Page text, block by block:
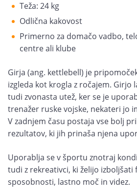
Teža: 24 kg
Odlična kakovost
Primerno za domačo vadbo,
centre ali klube
Girja (ang. kettlebell) je
izgleda kot krogla z ročajem. Girjo
tudi zvonasta utež, ker se je
trenažer ruske vojske, nekateri jo
V zadnjem času postaja vse bolj
rezultatov, ki jih prinaša njena
Uporablja se v športu znotraj
tudi z rekreativci, ki želijo izboljšati
sposobnosti, lastno moč in videz.